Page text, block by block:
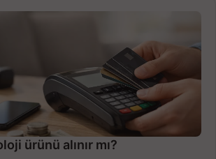
ürünü alınır mı?